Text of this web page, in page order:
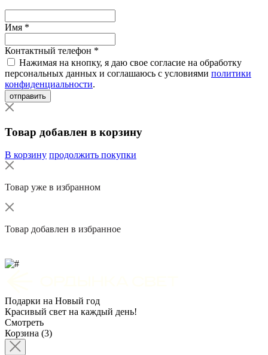
Имя *
Контактный телефон *
Нажимая на кнопку, я даю свое согласие на обработку
персональных данных и соглашаюсь с условиями политики
конфиденциальности.
отправить
Товар добавлен в корзину
В корзину продолжить покупки
Товар уже в избранном
Товар добавлен в избранное
Подарки на Новый год
Красивый свет на каждый день!
Смотреть
Корзина (3)